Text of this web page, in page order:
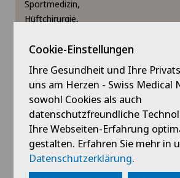
Knorpelschaden
Kreuzbandriss
Meniskusriss (Meniskusläsion)
Minimalinvasive Chirurgie
Mund- Kiefer- und
Sportmedizin,
Hüftchirurgie,
Profil ansehen
Privatklinik Lindberg
PD Dr. med. Florian Hess
Cookie-Einstellungen
Ihre Gesundheit und Ihre
uns am Herzen - Swiss Medical
sowohl Cookies als auch
datenschutzfreundliche
Ihre Webseiten-Erfahrung
gestalten. Erfahren Sie mehr in
Datenschutzerklärung.